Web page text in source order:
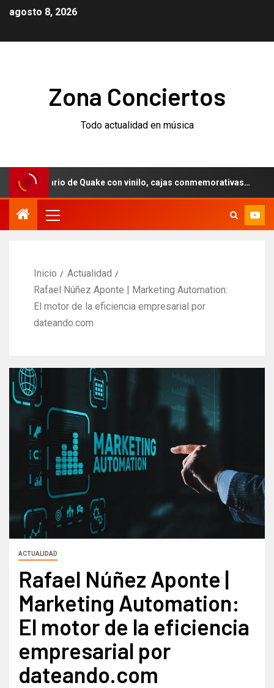
agosto 8, 2026
Zona Conciertos
Todo actualidad en música
de Quake con vinilo, cajas conmemorativas…
Inicio
Actualidad
Rafael Núñez Aponte | Marketing Automation:
El motor de la eficiencia empresarial por
dateando.com
ACTUALIDAD
Rafael Núñez Aponte |
Marketing Automation:
El motor de la eficiencia
empresarial por
dateando.com